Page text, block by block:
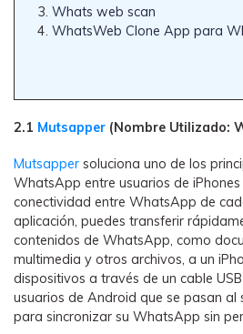
Whats web scan
WhatsWeb Clone App para
2.1 Mutsapper (Nombre Utilizado:
Mutsapper soluciona uno de los
WhatsApp entre usuarios de
conectividad entre WhatsApp de
aplicación, puedes transferir
contenidos de WhatsApp, como
multimedia y otros archivos, a un
dispositivos a través de un cable
usuarios de Android que se pasan
para sincronizar su WhatsApp sin